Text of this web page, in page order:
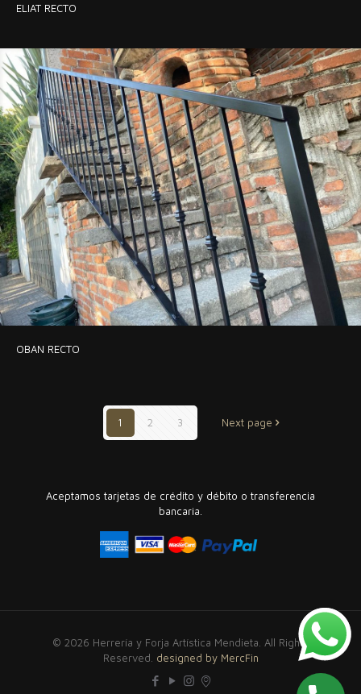
ELIAT RECTO
OBAN RECTO
1 2 3 Next page
Aceptamos tarjetas de crédito y débito o transferencia
bancaria.
© 2026 Herrería y Forja Artística Mendieta. All Rights
Reserved. designed by MercFin